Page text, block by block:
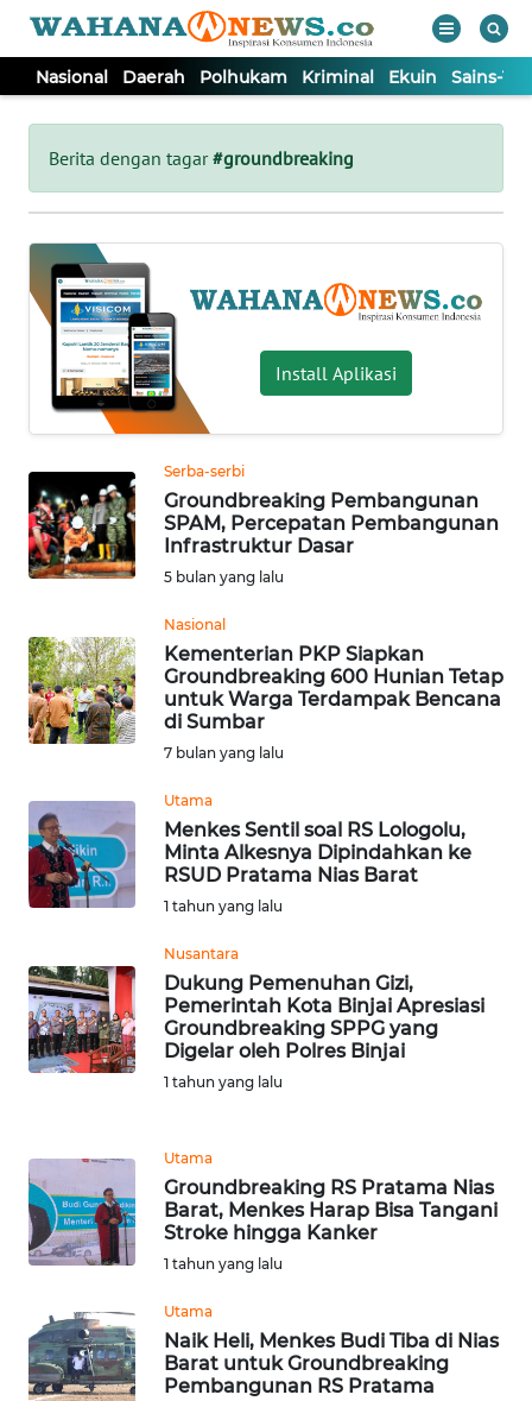
Nasional Daerah Polhukam Kriminal Ekuin Sains-
Berita dengan tagar#groundbreaking
Install Aplikasi
Serba-serbi
Groundbreaking Pembangunan
SPAM, Percepatan Pembangunan
Infrastruktur Dasar
5 bulan yang lalu
Nasional
Kementerian PKP Siapkan
Groundbreaking 600 Hunian Tetap
untuk Warga Terdampak Bencana
di Sumbar
7 bulan yang lalu
Utama
Menkes Sentil soal RS Lologolu,
Minta Alkesnya Dipindahkan ke
RSUD Pratama Nias Barat
1 tahun yang lalu
Nusantara
Dukung Pemenuhan Gizi,
Pemerintah Kota Binjai Apresiasi
Groundbreaking SPPG yang
Digelar oleh Polres Binjai
1 tahun yang lalu
Utama
Groundbreaking RS Pratama Nias
Barat, Menkes Harap Bisa Tangani
Stroke hingga Kanker
1 tahun yang lalu
Utama
Naik Heli, Menkes Budi Tiba di Nias
Barat untuk Groundbreaking
Pembangunan RS Pratama
Tutup
NASIONAL
DAERAH
POLHUKAM
KRIMINAL
EKUIN
SAINS-TEKNO
INTERNASIONAL
SERBA-SERBI
PENDIDIKAN
OLAHRAGA
EDITORIAL
Informasi
KONTAK
KAMI
IKLAN
TENTANG